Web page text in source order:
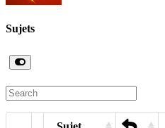
Sujets